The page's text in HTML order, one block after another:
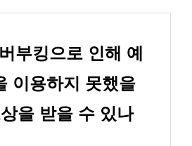
부킹으로 인해 예
이용하지 못했을
을 받을 수 있나